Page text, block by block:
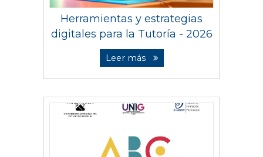
Herramientas y estrategias
digitales para la Tutoría - 2026
Leer más